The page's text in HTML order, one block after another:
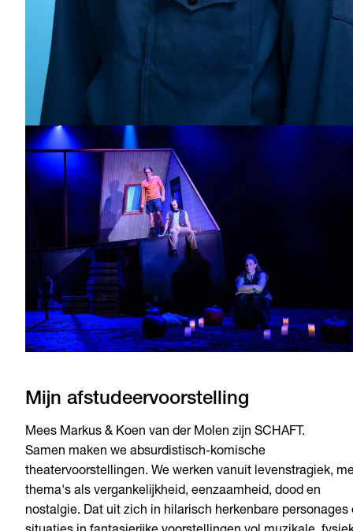
Mijn afstudeervoorstelling
Mees Markus & Koen van der Molen zijn SCHAFT.
Samen maken we absurdistisch-komische
theatervoorstellingen. We werken vanuit levenstragiek,
thema's als vergankelijkheid, eenzaamheid, dood en
nostalgie. Dat uit zich in hilarisch herkenbare personages